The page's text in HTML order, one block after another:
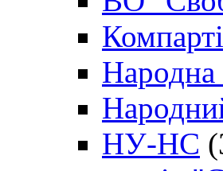
Народна
НУ-НС